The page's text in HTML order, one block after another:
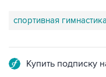
спортивная гимнастика
Купить подписку